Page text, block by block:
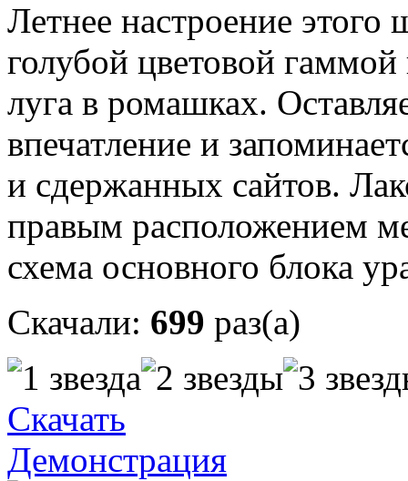
Летнее настроение этого
голубой цветовой гаммой
луга в ромашках.
впечатление и
и сдержанных сайтов.
правым расположением
схема основного блока
Скачали: 699 раз(а)
Скачать
Демонстрация